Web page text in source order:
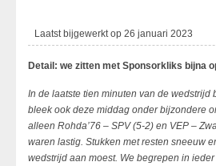
Laatst bijgewerkt op 26 januari 2023
Detail: we zitten met Sponsorkliks bijna
In de laatste tien minuten van de
bleek ook deze middag onder bijzondere
alleen Rohda’76 – SPV (5-2) en VEP –
waren lastig. Stukken met resten sneeuw
wedstrijd aan moest. We begrepen in